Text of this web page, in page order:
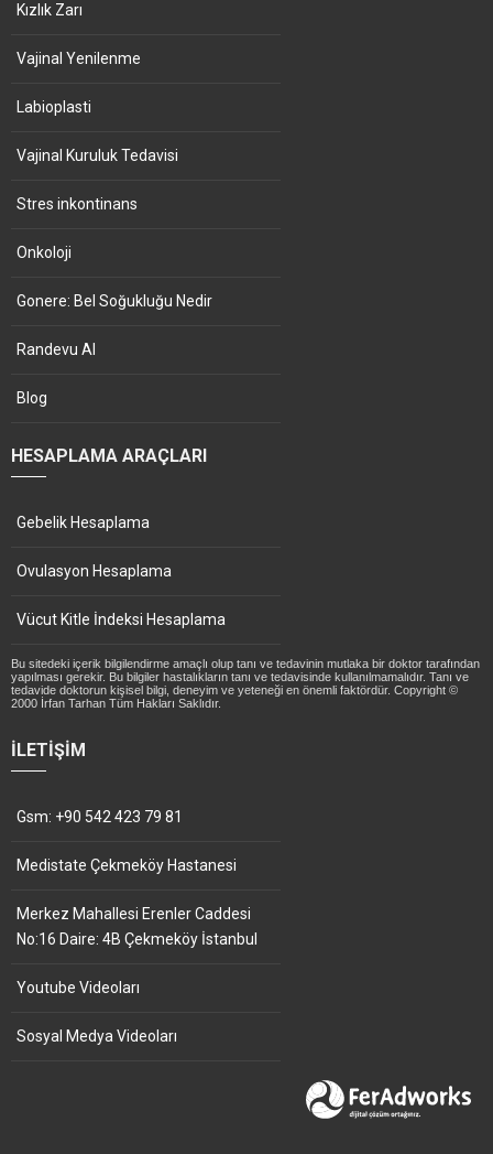
Kızlık Zarı
Vajinal Yenilenme
Labioplasti
Vajinal Kuruluk Tedavisi
Stres inkontinans
Onkoloji
Gonere: Bel Soğukluğu Nedir
Randevu Al
Blog
HESAPLAMA ARAÇLARI
Gebelik Hesaplama
Ovulasyon Hesaplama
Vücut Kitle İndeksi Hesaplama
Bu sitedeki içerik bilgilendirme amaçlı olup tanı ve tedavinin mutlaka bir doktor tarafından
yapılması gerekir. Bu bilgiler hastalıkların tanı ve tedavisinde kullanılmamalıdır. Tanı ve
tedavide doktorun kişisel bilgi, deneyim ve yeteneği en önemli faktördür. Copyright ©
2000 İrfan Tarhan Tüm Hakları Saklıdır.
İLETIŞIM
Gsm: +90 542 423 79 81
Medistate Çekmeköy Hastanesi
Merkez Mahallesi Erenler Caddesi
No:16 Daire: 4B Çekmeköy İstanbul
Youtube Videoları
Sosyal Medya Videoları